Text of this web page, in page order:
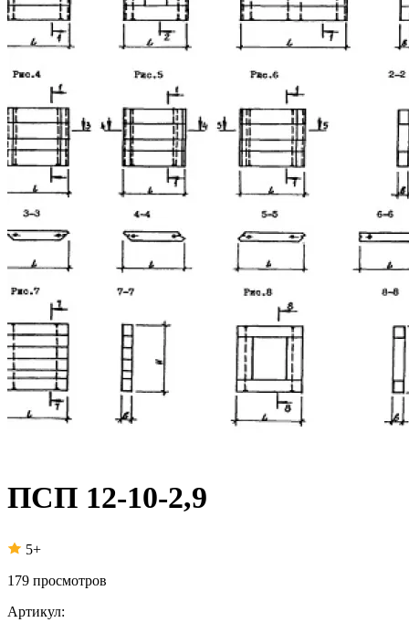
ПСП 12-10-2,9
5+
179 просмотров
Артикул: